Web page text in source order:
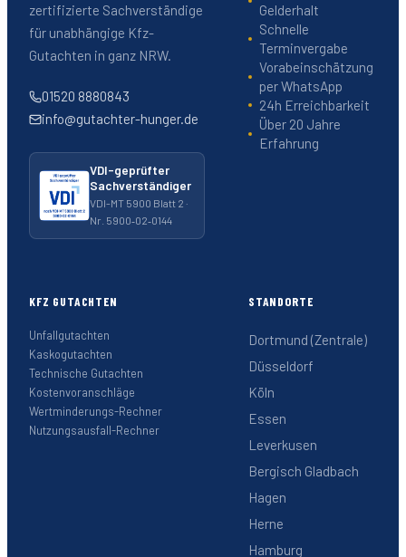
zertifizierte Sachverständige
für unabhängige Kfz-
Gutachten in ganz NRW.
01520 8880843
info@gutachter-hunger.de
VDI-geprüfter
Sachverständiger
VDI-MT 5900 Blatt 2 ·
Nr. 5900‑02‑0144
Gelderhalt
Schnelle
Terminvergabe
Vorabeinschätzung
per WhatsApp
24h Erreichbarkeit
Über 20 Jahre
Erfahrung
KFZ GUTACHTEN
Unfallgutachten
Kaskogutachten
Technische Gutachten
Kostenvoranschläge
Wertminderungs-Rechner
Nutzungsausfall-Rechner
STANDORTE
Dortmund (Zentrale)
Düsseldorf
Köln
Essen
Leverkusen
Bergisch Gladbach
Hagen
Herne
Hamburg